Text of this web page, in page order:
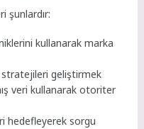
şunlardır:
kullanarak marka
geliştirmek
veri kullanarak otoriter
hedefleyerek sorgu